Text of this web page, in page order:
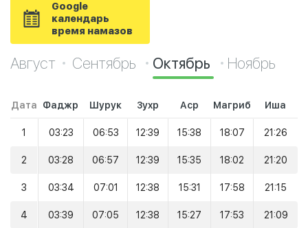
Google
календарь
время намазов
Август Сентябрь Октябрь Ноябрь
Дата Фаджр Шурук Зухр Аср Магриб Иша
1 03:23 06:53 12:39 15:38 18:07 21:26
2 03:28 06:57 12:39 15:35 18:02 21:20
3 03:34 07:01 12:38 15:31 17:58 21:15
4 03:39 07:05 12:38 15:27 17:53 21:09